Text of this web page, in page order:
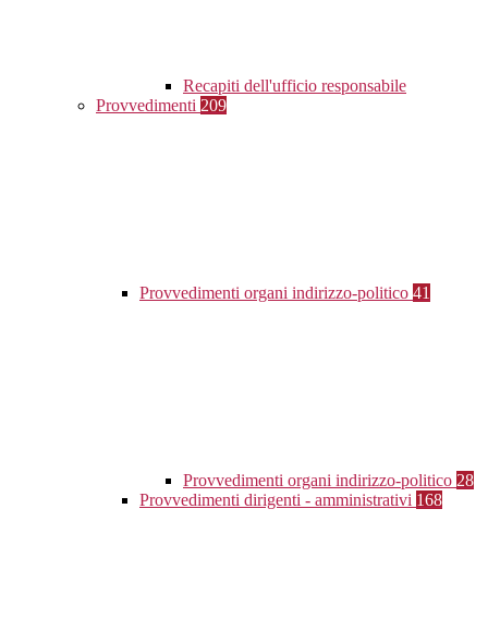
Recapiti dell'ufficio responsabile
Provvedimenti 209
Provvedimenti organi indirizzo-politico 41
Provvedimenti organi indirizzo-politico 28
Provvedimenti dirigenti - amministrativi 168